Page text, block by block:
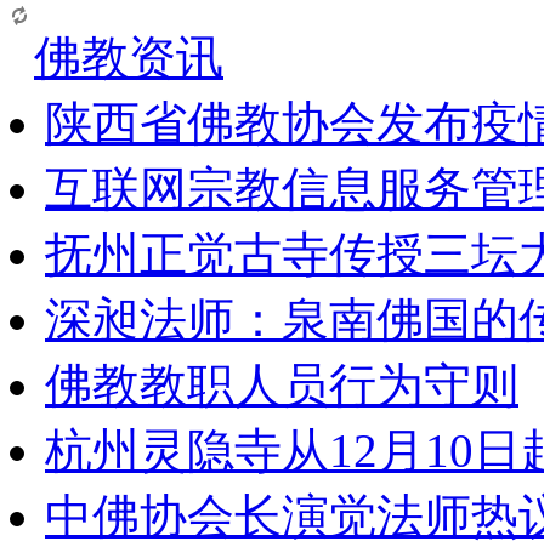
佛教资讯
陕西省佛教协会发布疫
互联网宗教信息服务管
抚州正觉古寺传授三坛
深昶法师：泉南佛国的
佛教教职人员行为守则
杭州灵隐寺从12月10日
中佛协会长演觉法师热